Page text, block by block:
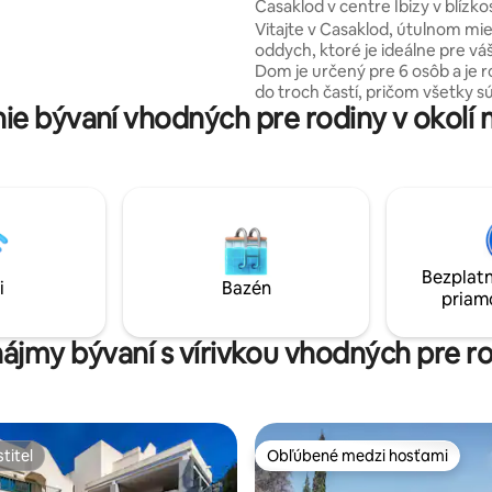
Casaklod v centre Ibizy v
Vitajte v Casaklod, útulnom
oddych, ktoré je ideálne pre
Dom je určený pre 6 osôb a je
do troch častí, pričom všetky
so záhradou. Každá spálňa má
kúpeľňu a k dispozícii je veľká
vysokokvalitnému filtračnému
si nebudete musieť robiť
vodou. Nájdete tu aj uvítací
občerstvením a fľašou
bývaní vhodných pre rodiny v okolí
Bazén
bývaní s vírivkou vhodných pre
Obľúbené medzi hosťami
Obľúbené medzi hosťami